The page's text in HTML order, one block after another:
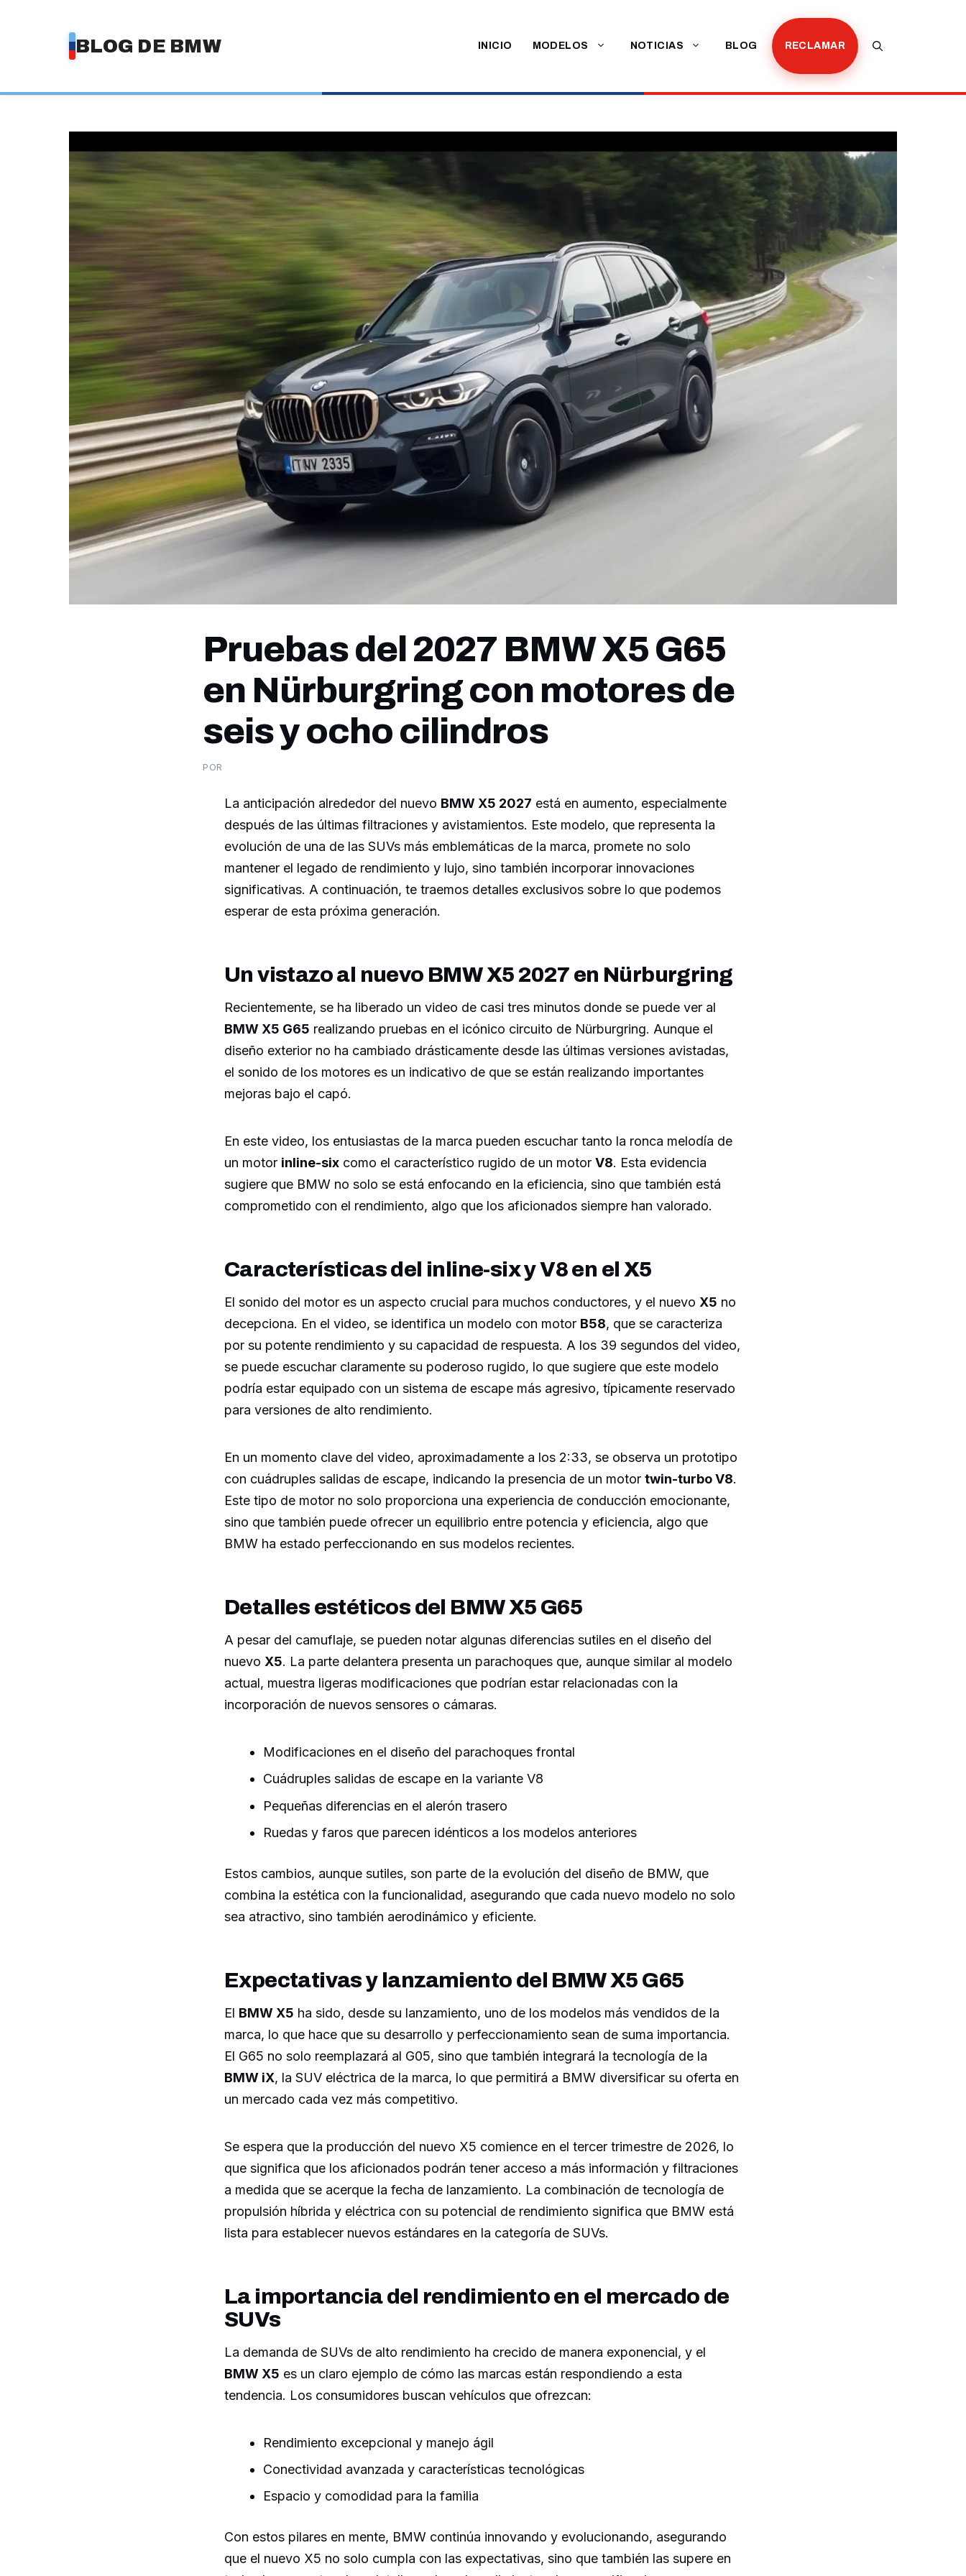
BLOG DE BMW INICIO MODELOS NOTICIAS BLOG RECLAMAR
Pruebas del 2027 BMW X5 G65
en Nürburgring con motores de
seis y ocho cilindros
POR
La anticipación alrededor del nuevo BMW X5 2027 está en aumento, especialmente
después de las últimas filtraciones y avistamientos. Este modelo, que representa la
evolución de una de las SUVs más emblemáticas de la marca, promete no solo
mantener el legado de rendimiento y lujo, sino también incorporar innovaciones
significativas. A continuación, te traemos detalles exclusivos sobre lo que podemos
esperar de esta próxima generación.
Un vistazo al nuevo BMW X5 2027 en Nürburgring
Recientemente, se ha liberado un video de casi tres minutos donde se puede ver al
BMW X5 G65 realizando pruebas en el icónico circuito de Nürburgring. Aunque el
diseño exterior no ha cambiado drásticamente desde las últimas versiones avistadas,
el sonido de los motores es un indicativo de que se están realizando importantes
mejoras bajo el capó.
En este video, los entusiastas de la marca pueden escuchar tanto la ronca melodía de
un motor inline-six como el característico rugido de un motor V8. Esta evidencia
sugiere que BMW no solo se está enfocando en la eficiencia, sino que también está
comprometido con el rendimiento, algo que los aficionados siempre han valorado.
Características del inline-six y V8 en el X5
El sonido del motor es un aspecto crucial para muchos conductores, y el nuevo X5 no
decepciona. En el video, se identifica un modelo con motor B58, que se caracteriza
por su potente rendimiento y su capacidad de respuesta. A los 39 segundos del video,
se puede escuchar claramente su poderoso rugido, lo que sugiere que este modelo
podría estar equipado con un sistema de escape más agresivo, típicamente reservado
para versiones de alto rendimiento.
En un momento clave del video, aproximadamente a los 2:33, se observa un prototipo
con cuádruples salidas de escape, indicando la presencia de un motor twin-turbo V8.
Este tipo de motor no solo proporciona una experiencia de conducción emocionante,
sino que también puede ofrecer un equilibrio entre potencia y eficiencia, algo que
BMW ha estado perfeccionando en sus modelos recientes.
Detalles estéticos del BMW X5 G65
A pesar del camuflaje, se pueden notar algunas diferencias sutiles en el diseño del
nuevo X5. La parte delantera presenta un parachoques que, aunque similar al modelo
actual, muestra ligeras modificaciones que podrían estar relacionadas con la
incorporación de nuevos sensores o cámaras.
Modificaciones en el diseño del parachoques frontal
Cuádruples salidas de escape en la variante V8
Pequeñas diferencias en el alerón trasero
Ruedas y faros que parecen idénticos a los modelos anteriores
Estos cambios, aunque sutiles, son parte de la evolución del diseño de BMW, que
combina la estética con la funcionalidad, asegurando que cada nuevo modelo no solo
sea atractivo, sino también aerodinámico y eficiente.
Expectativas y lanzamiento del BMW X5 G65
El BMW X5 ha sido, desde su lanzamiento, uno de los modelos más vendidos de la
marca, lo que hace que su desarrollo y perfeccionamiento sean de suma importancia.
El G65 no solo reemplazará al G05, sino que también integrará la tecnología de la
BMW iX, la SUV eléctrica de la marca, lo que permitirá a BMW diversificar su oferta en
un mercado cada vez más competitivo.
Se espera que la producción del nuevo X5 comience en el tercer trimestre de 2026, lo
que significa que los aficionados podrán tener acceso a más información y filtraciones
a medida que se acerque la fecha de lanzamiento. La combinación de tecnología de
propulsión híbrida y eléctrica con su potencial de rendimiento significa que BMW está
lista para establecer nuevos estándares en la categoría de SUVs.
La importancia del rendimiento en el mercado de
SUVs
La demanda de SUVs de alto rendimiento ha crecido de manera exponencial, y el
BMW X5 es un claro ejemplo de cómo las marcas están respondiendo a esta
tendencia. Los consumidores buscan vehículos que ofrezcan:
Rendimiento excepcional y manejo ágil
Conectividad avanzada y características tecnológicas
Espacio y comodidad para la familia
Con estos pilares en mente, BMW continúa innovando y evolucionando, asegurando
que el nuevo X5 no solo cumpla con las expectativas, sino que también las supere en